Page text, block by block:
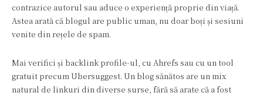
contrazice autorul sau aduce o experiență proprie din viață.
Astea arată că blogul are public uman, nu doar boți și sesiuni
venite din rețele de spam.
Mai verifici și backlink profile-ul, cu Ahrefs sau cu un tool
gratuit precum Ubersuggest. Un blog sănătos are un mix
natural de linkuri din diverse surse, fără să arate că a fost